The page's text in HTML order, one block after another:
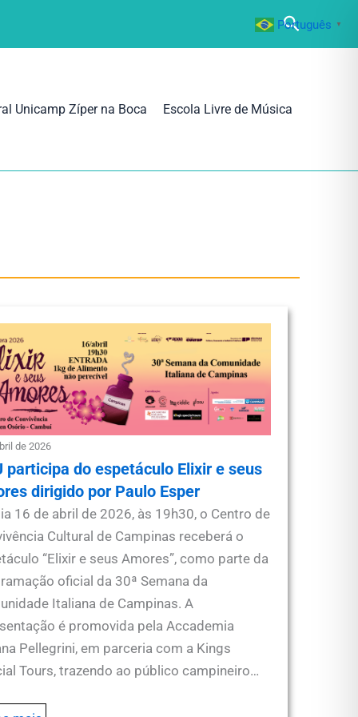
Unicamp Zíper na Boca Escola Livre de Música
de 2026
participa do espetáculo Elixir e seus
dirigido por Paulo Esper
16 de abril de 2026, às 19h30, o Centro de
Cultural de Campinas receberá o
“Elixir e seus Amores”, como parte da
oficial da 30ª Semana da
Italiana de Campinas. A
é promovida pela Accademia
Pellegrini, em parceria com a Kings
Tours, trazendo ao público campineiro…
Português ▼